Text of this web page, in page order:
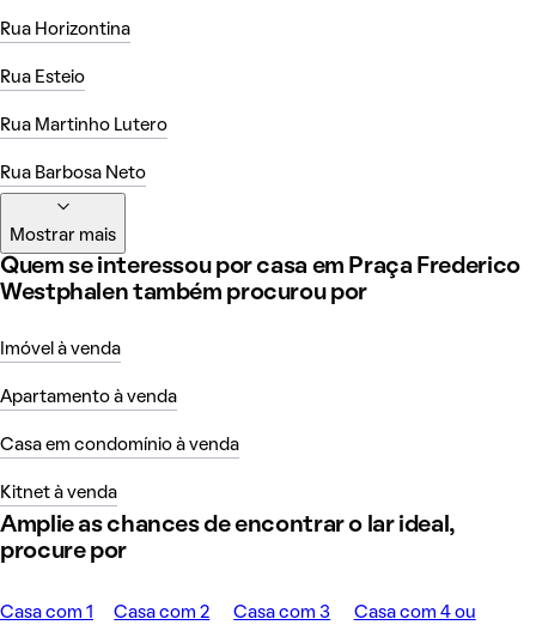
Rua Horizontina
Rua Esteio
Rua Martinho Lutero
Rua Barbosa Neto
Mostrar mais
Quem se interessou por casa em Praça Frederico
Westphalen também procurou por
Imóvel à venda
Apartamento à venda
Casa em condomínio à venda
Kitnet à venda
Amplie as chances de encontrar o lar ideal,
procure por
Casa com 1
Casa com 2
Casa com 3
Casa com 4 ou